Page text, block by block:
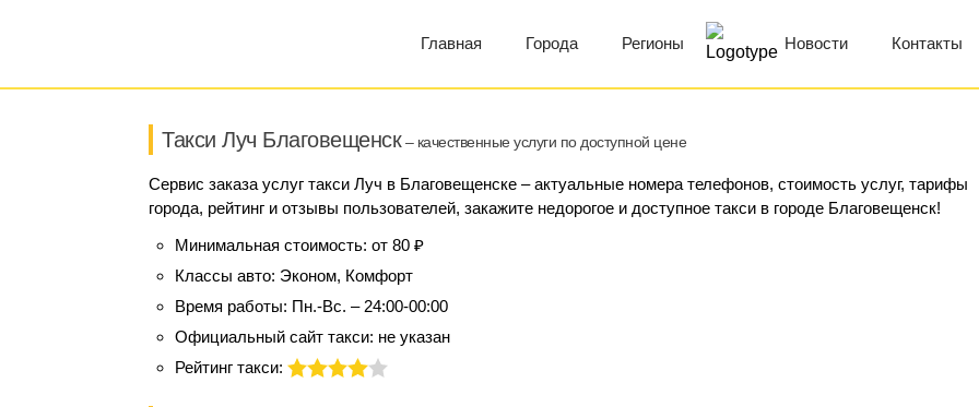
Главная Города Регионы Новости Контакты
Такси Луч Благовещенск– качественные услуги по доступной цене
Сервис заказа услуг такси Луч в Благовещенске – актуальные номера телефонов, стоимость услуг, тарифы
города, рейтинг и отзывы пользователей, закажите недорогое и доступное такси в городе Благовещенск!
Минимальная стоимость: от 80 ₽
Классы авто: Эконом, Комфорт
Время работы: Пн.-Вс. – 24:00-00:00
Официальный сайт такси: не указан
Рейтинг такси: